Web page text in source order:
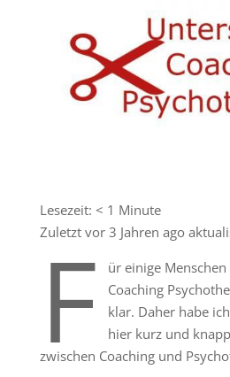
Lesezeit: < 1 Minute
Zuletzt vor 3 Jahren ago
F
ür einige
Coaching
klar. Daher habe
hier kurz und
zwischen Coaching und